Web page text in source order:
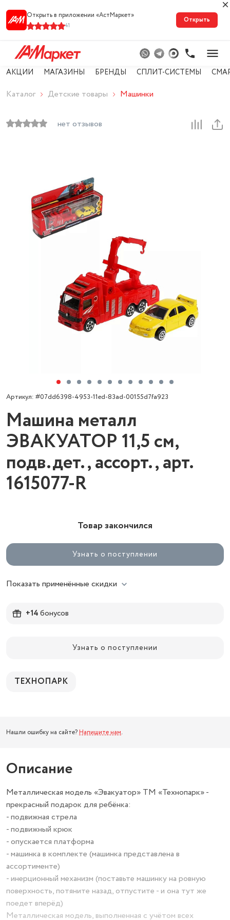
Открыть в приложении «АстМарке‪т‬»
41
Открыть
АКЦИИ МАГАЗИНЫ БРЕНДЫ СПЛИТ-СИСТЕМЫ
Каталог Детские товары Машинки
нет отзывов
Артикул: #07dd6398-4953-11ed-83ad-00155d7fa923
Машина металл
ЭВАКУАТОР 11,5 см,
подв.дет., ассорт., арт.
1615077-R
Товар закончился
Узнать о поступлении
Показать применённые скидки
+14бонусов
Узнать о поступлении
ТЕХНОПАРК
Нашли ошибку на сайте? Напишите нам.
Описание
Металлическая модель «Эвакуатор» ТМ «Технопарк» -
прекрасный подарок для ребёнка:
- подвижная стрела
- подвижный крюк
- опускается платформа
- машинка в комплекте (машинка представлена в
ассортименте)
- инерционный механизм (поставьте машинку на ровную
поверхность, потяните назад, отпустите - и она тут же
поедет вперёд)
Металлическая модель, выполненная с учётом всех